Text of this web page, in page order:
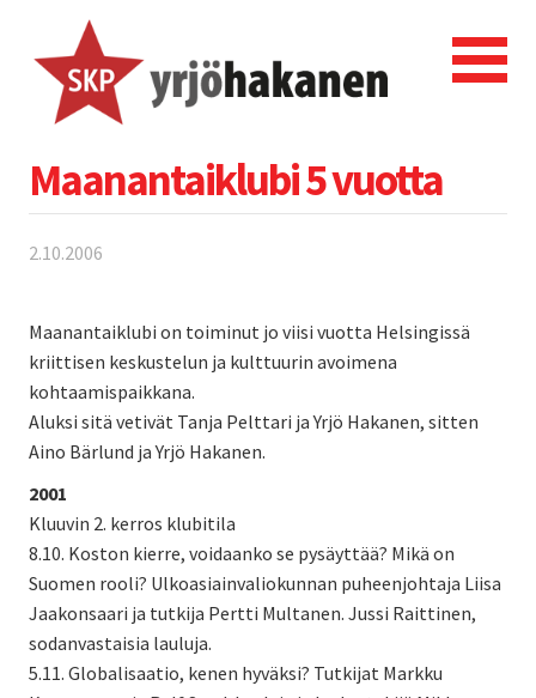
Maanantaiklubi 5 vuotta
2.10.2006
Maanantaiklubi on toiminut jo viisi vuotta Helsingissä
kriittisen keskustelun ja kulttuurin avoimena
kohtaamispaikkana.
Aluksi sitä vetivät Tanja Pelttari ja Yrjö Hakanen, sitten
Aino Bärlund ja Yrjö Hakanen.
2001
Kluuvin 2. kerros klubitila
8.10. Koston kierre, voidaanko se pysäyttää? Mikä on
Suomen rooli? Ulkoasiainvaliokunnan puheenjohtaja Liisa
Jaakonsaari ja tutkija Pertti Multanen. Jussi Raittinen,
sodanvastaisia lauluja.
5.11. Globalisaatio, kenen hyväksi? Tutkijat Markku